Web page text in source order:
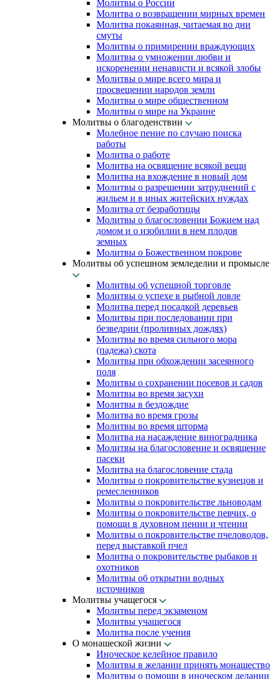
Молитвы о России
Молитва о возвращении мирных времен
Молитва покаянная, читаемая во дни
смуты
Молитвы о примирении враждующих
Молитвы о умножении любви и
искоренении ненависти и всякой злобы
Молитвы о мире всего мира и
просвещении народов земли
Молитвы о мире общественном
Молитвы о мире на Украине
Молитвы о благоденствии
Молебное пение по случаю поиска
работы
Молитва о работе
Молитва на освящение всякой вещи
Молитва на вхождение в новый дом
Молитвы о разрешении затруднений с
жильем и в иных житейских нуждах
Молитва от безработицы
Молитвы о благословении Божием над
домом и о изобилии в нем плодов
земных
Молитвы о Божественном покрове
Молитвы об успешном земледелии и промысле
Молитвы об успешной торговле
Молитвы о успехе в рыбной ловле
Молитва перед посадкой деревьев
Молитвы при последовании при
безведрии (проливных дождях)
Молитвы во время сильного мора
(падежа) скота
Молитвы при обхождении засеянного
поля
Молитвы о сохранении посевов и садов
Молитвы во время засухи
Молитвы в бездождие
Молитва во время грозы
Молитвы во время шторма
Молитва на насаждение виноградника
Молитвы на благословение и освящение
пасеки
Молитва на благословение стада
Молитвы о покровительстве кузнецов и
ремесленников
Молитвы о покровительстве льноводам
Молитвы о покровительстве певчих, о
помощи в духовном пении и чтении
Молитвы о покровительстве пчеловодов,
перед выставкой пчел
Молитва о покровительстве рыбаков и
охотников
Молитвы об открытии водных
источников
Молитвы учащегося
Молитвы перед экзаменом
Молитвы учащегося
Молитва после учения
О монашеской жизни
Иноческое келейное правило
Молитвы в желании принять монашество
Молитвы о помощи в иноческом делании